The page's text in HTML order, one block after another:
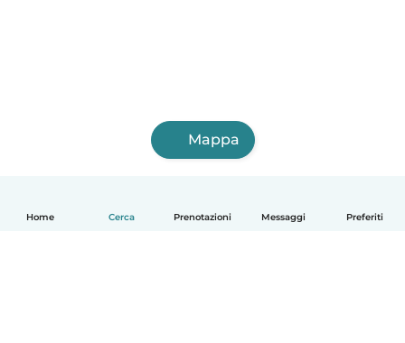
Home Cerca Prenotazioni Messaggi Preferiti
Mappa